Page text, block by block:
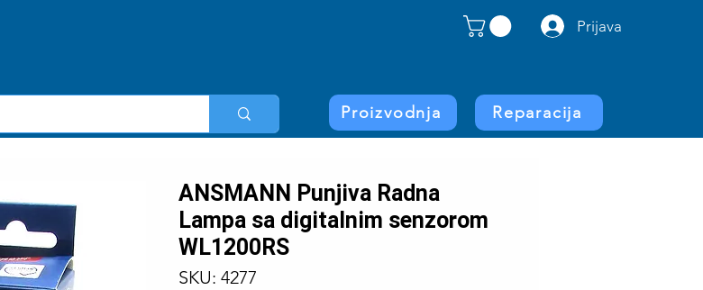
Prijava
Proizvodnja Reparacija
ANSMANN Punjiva Radna
Lampa sa digitalnim senzorom
WL1200RS
SKU: 4277